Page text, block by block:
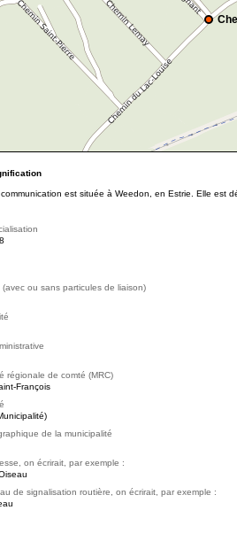
est située à Weedon, en Estrie. Elle est
ou sans particules de liaison)
régionale de comté (MRC)
François
de la municipalité
on écrirait, par exemple :
de signalisation routière, on écrirait, par exemple :